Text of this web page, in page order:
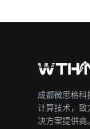
成都微思格
计算技术，致
决方案提供商。